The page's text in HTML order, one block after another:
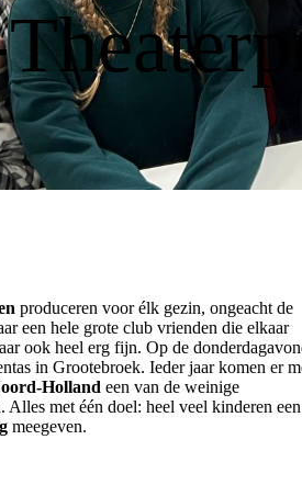
produceren voor élk gezin, ongeacht de
een hele grote club vrienden die elkaar
ook heel erg fijn. Op de
in Grootebroek. Ieder jaar komen er
Holland een van de weinige
Alles met één doel: heel veel kinderen een
meegeven.